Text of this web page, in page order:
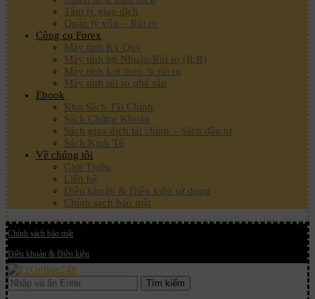
Tâm lý giao dịch
Quản lý vốn – Rủi ro
Công cụ Forex
Máy tính Ký Quỹ
Máy tính lợi Nhuận/Rủi ro (R:R)
Máy tính Lot theo % rủi ro
Máy tính rủi ro phá sản
Ebook
Kho Sách Tài Chính
Sách Chứng Khoán
Sách giao dịch tài chính – Sách đầu tư
Sách Kinh Tế
Về chúng tôi
Giới Thiệu
Liên hệ
Điều khoản & Điều kiện sử dụng
Chính sách bảo mật
Chính sách bảo mật
Điều khoản & Điều kiện
Tìm kiếm